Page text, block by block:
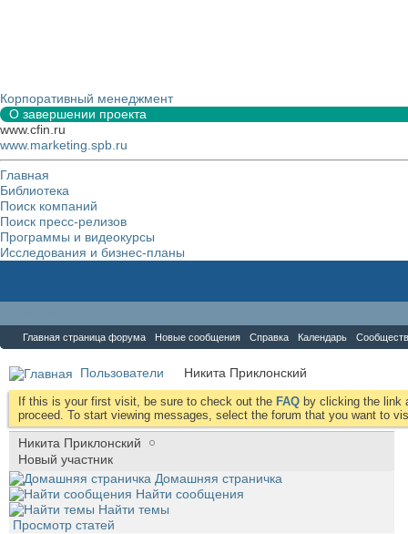
Корпоративный менеджмент
О завершении проекта
www.cfin.ru
www.marketing.spb.ru
Главная
Библиотека
Поиск компаний
Поиск пресс-релизов
Программы и видеокурсы
Исследования и бизнес-планы
Главная страница форума Новые сообщения Справка Календарь
Пользователи Никита Приклонский
If this is your first visit, be sure to check out the FAQ by clicking the link
proceed. To start viewing messages, select the forum that you want to
Никита Приклонский
Новый участник
Домашняя страничка
Найти сообщения
Найти темы
Просмотр статей